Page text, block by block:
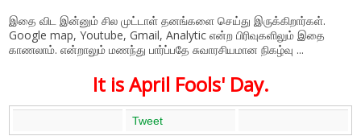
இதை விட இன்னும் சில முட்டாள் தனங்களை செய்து இருக்கிறார்கள்.
Google map, Youtube, Gmail, Analytic என்ற பிரிவுகளிலும் இதை
காணலாம். என்றாலும் மணந்து பார்ப்பதே சுவாரசியமான நிகழ்வு ...
It is April Fools' Day.
Tweet